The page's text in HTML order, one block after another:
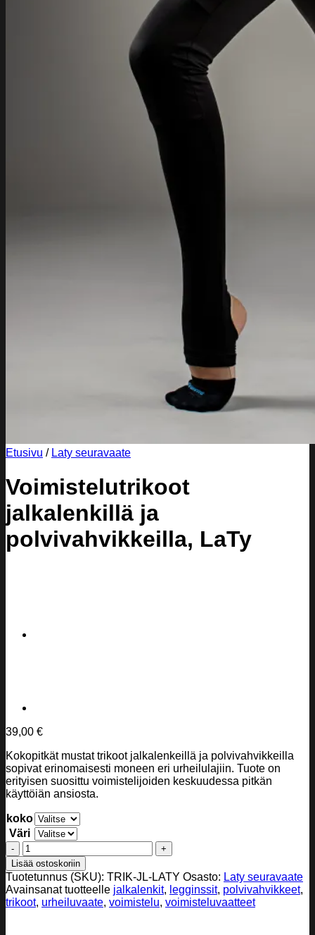
Etusivu / Laty seuravaate
Voimistelutrikoot
jalkalenkillä ja
polvivahvikkeilla, LaTy
39,00 €
Kokopitkät mustat trikoot jalkalenkeillä ja polvivahvikkeilla
sopivat erinomaisesti moneen eri urheilulajiin. Tuote on
erityisen suosittu voimistelijoiden keskuudessa pitkän
käyttöiän ansiosta.
koko
Väri
Voimistelutrikoot
jalkalenkillä
ja
polvivahvikkeilla,
LaTy
määrä
Lisää ostoskoriin
Tuotetunnus (SKU): TRIK-JL-LATY Osasto: Laty seuravaate
Avainsanat tuotteelle jalkalenkit, legginssit, polvivahvikkeet,
trikoot, urheiluvaate, voimistelu, voimisteluvaatteet